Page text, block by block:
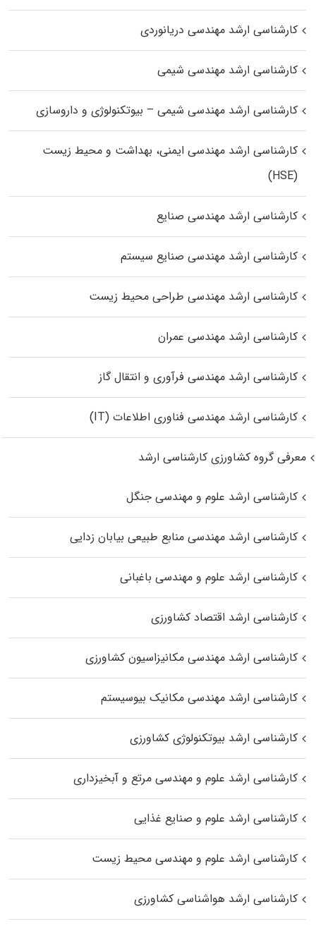
کارشناسی ارشد مهندسی دریانوردی
کارشناسی ارشد مهندسی شیمی
کارشناسی ارشد مهندسی شیمی – بیوتکنولوژی و داروسازی
کارشناسی ارشد مهندسی ایمنی، بهداشت و محیط زیست
(HSE)
کارشناسی ارشد مهندسی صنایع
کارشناسی ارشد مهندسی صنایع سیستم
کارشناسی ارشد مهندسی طراحی محیط زیست
کارشناسی ارشد مهندسی عمران
کارشناسی ارشد مهندسی فرآوری و انتقال گاز
کارشناسی ارشد مهندسی فناوری اطلاعات (IT)
معرفی گروه کشاورزی کارشناسی ارشد
کارشناسی ارشد علوم و مهندسی جنگل
کارشناسی ارشد مهندسی منابع طبیعی بیابان زدایی
کارشناسی ارشد علوم و مهندسی باغبانی
کارشناسی ارشد اقتصاد کشاورزی
کارشناسی ارشد مهندسی مکانیزاسیون کشاورزی
کارشناسی ارشد مهندسی مکانیک بیوسیستم
کارشناسی ارشد بیوتکنولوژی کشاورزی
کارشناسی ارشد علوم و مهندسی مرتع و آبخیزداری
کارشناسی ارشد علوم و صنایع غذایی
کارشناسی ارشد علوم و مهندسی محیط زیست
کارشناسی ارشد هواشناسی کشاورزی